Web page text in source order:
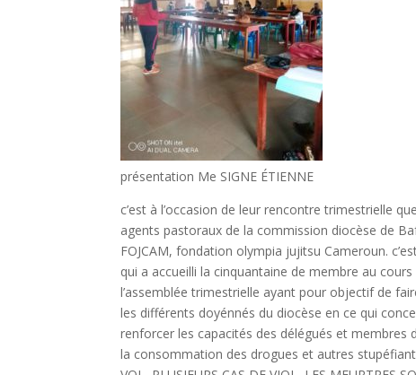
présentation Me SIGNE ÉTIENNE
c’est à l’occasion de leur rencontre trimestrielle
agents pastoraux de la commission diocèse de
FOJCAM, fondation olympia jujitsu Cameroun.
qui a accueilli la cinquantaine de membre au
l’assemblée trimestrielle ayant pour objectif de
les différents doyénnés du diocèse en ce qui
renforcer les capacités des délégués et membres
la consommation des drogues et autres